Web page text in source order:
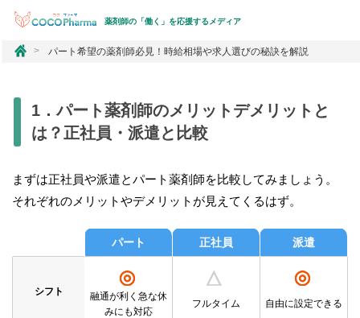
薬剤師の「働く」を応援するメディア
コ
ー
マ
パート希望の薬剤師必見！時給相場や求人選びの秘訣を解説
1．パート薬剤師のメリットデメリットと
は？正社員・派遣と比較
まずは正社員や派遣とパート薬剤師を比較してみましょう。
それぞれのメリットやデメリットが見えてくるはず。
パート 正社員 派遣
シフト 融通が利く 急な休
みにも対応
フルタイム 自由に設定できる